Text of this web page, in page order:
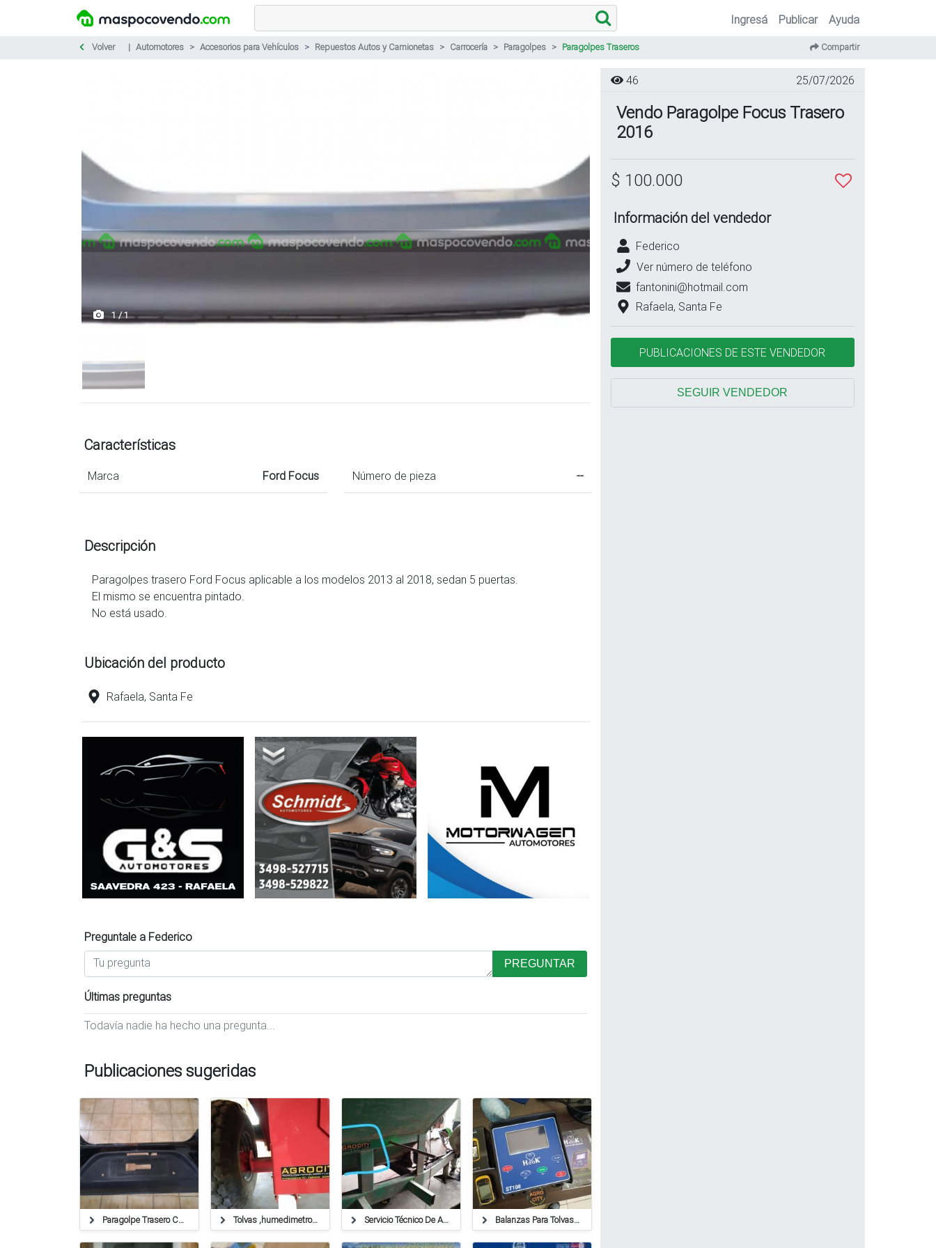
Ingresá Publicar Ayuda
Volver Automotores Accesorios para Vehículos Repuestos Autos y Camionetas Carrocería Paragolpes Paragolpes Traseros Compartir
1 / 1
Características
Marca Ford Focus Número de pieza --
Descripción
Paragolpes trasero Ford Focus aplicable a los modelos 2013 al 2018, sedan 5 puertas.
El mismo se encuentra pintado.
No está usado.
Ubicación del producto
Rafaela, Santa Fe
Preguntale a Federico
PREGUNTAR
Últimas preguntas
Todavía nadie ha hecho una pregunta...
Publicaciones sugeridas
Paragolpe Trasero Chevrolet Prisma Tolvas ,humedimetros ,balanzas ,cables Servicio Técnico De Agricultura De Precisión,balanzas Balanzas Para Tolvas Autodescargables De 1, 2 Y 3 Ejes
46 25/07/2026
Vendo Paragolpe Focus Trasero
2016
$ 100.000
Información del vendedor
Federico
Ver número de teléfono
fantonini@hotmail.com
Rafaela, Santa Fe
PUBLICACIONES DE ESTE VENDEDOR
SEGUIR VENDEDOR